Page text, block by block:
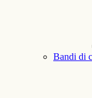
Bandi di